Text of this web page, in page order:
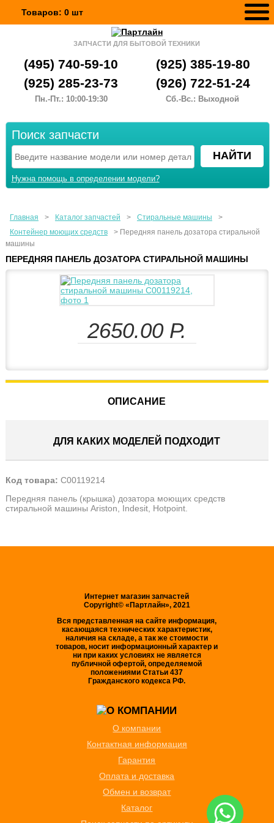
Товаров: 0 шт
ЗАПЧАСТИ ДЛЯ БЫТОВОЙ ТЕХНИКИ
(495) 740-59-10
(925) 385-19-80
(925) 285-23-73
(926) 722-51-24
Пн.-Пт.: 10:00-19:30 Сб.-Вс.: Выходной
Поиск запчасти
Нужна помощь в определении модели?
Главная > Каталог запчастей > Стиральные машины
>
Контейнер моющих средств
> Передняя панель дозатора стиральной
машины
ПЕРЕДНЯЯ ПАНЕЛЬ ДОЗАТОРА СТИРАЛЬНОЙ МАШИНЫ
2650.00Р.
ОПИСАНИЕ
ДЛЯ КАКИХ МОДЕЛЕЙ ПОДХОДИТ
Код товара: C00119214
Передняя панель (крышка) дозатора моющих средств
стиральной машины Ariston, Indesit, Hotpoint.
Интернет магазин запчастей
Copyright© «Партлайн», 2021
Вся представленная на сайте информация,
касающаяся технических характеристик,
наличия на складе, а так же стоимости
товаров, носит информационный характер и
ни при каких условиях не является
публичной офертой, определяемой
положениями Статьи 437
Гражданского кодекса РФ.
О компании
Контактная информация
Гарантия
Оплата и доставка
Обмен и возврат
Каталог